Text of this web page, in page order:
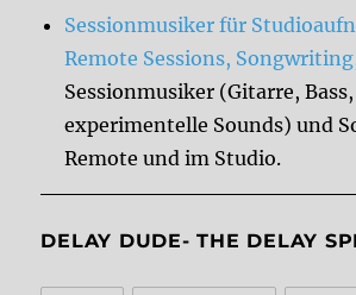
Sessionmusiker für
Remote Sessions,
Sessionmusiker (Gitarre,
experimentelle Sounds) und
Remote und im Studio.
DELAY DUDE- THE DELAY